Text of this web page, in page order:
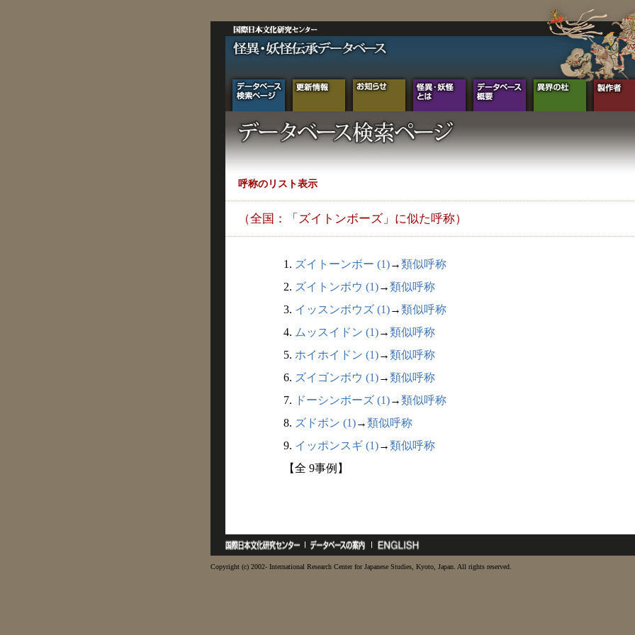
呼称のリスト表示
（全国：「ズイトンボーズ」に似た呼称）
1. ズイトーンボー (1)→類似呼称
2. ズイトンボウ (1)→類似呼称
3. イッスンボウズ (1)→類似呼称
4. ムッスイドン (1)→類似呼称
5. ホイホイドン (1)→類似呼称
6. ズイゴンボウ (1)→類似呼称
7. ドーシンボーズ (1)→類似呼称
8. ズドボン (1)→類似呼称
9. イッポンスギ (1)→類似呼称
【全 9事例】
Copyright (c) 2002- International Research Center for Japanese Studies, Kyoto, Japan. All rights reserved.